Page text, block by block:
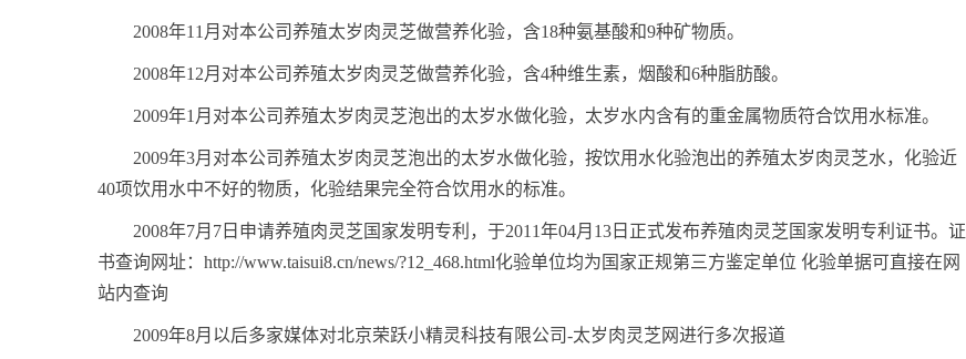
2008年11月对本公司养殖太岁肉灵芝做营养化验，含18种氨基酸和9种矿物质。
2008年12月对本公司养殖太岁肉灵芝做营养化验，含4种维生素，烟酸和6种脂肪酸。
2009年1月对本公司养殖太岁肉灵芝泡出的太岁水做化验，太岁水内含有的重金属物质符合饮用水标准。
2009年3月对本公司养殖太岁肉灵芝泡出的太岁水做化验，按饮用水化验泡出的养殖太岁肉灵芝水，化验近
40项饮用水中不好的物质，化验结果完全符合饮用水的标准。
2008年7月7日申请养殖肉灵芝国家发明专利，于2011年04月13日正式发布养殖肉灵芝国家发明专利证书。证
书查询网址：http://www.taisui8.cn/news/?12_468.html化验单位均为国家正规第三方鉴定单位 化验单据可直接在网
站内查询
2009年8月以后多家媒体对北京荣跃小精灵科技有限公司-太岁肉灵芝网进行多次报道